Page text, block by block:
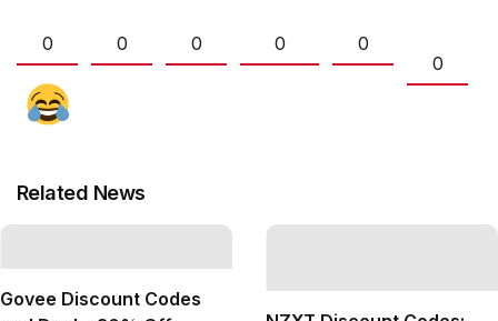
0 0 0 0
0
0
Related News
Govee Discount Codes